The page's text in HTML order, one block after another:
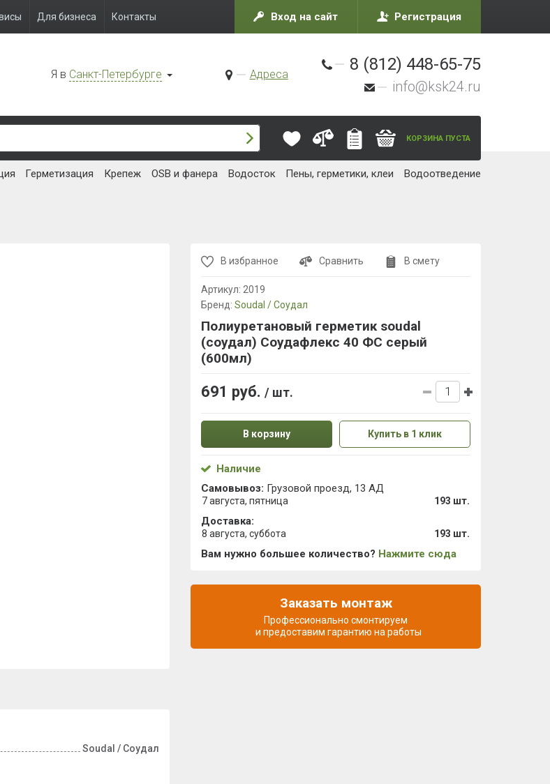
Для бизнеса Контакты Вход на сайт Регистрация
Я в Санкт-Петербурге Адреса
8 (812) 448-65-75
info@ksk24.ru
КОРЗИНА ПУСТА
Герметизация Крепеж OSB и фанера Водосток Пены, герметики, клеи Водоотведение
Soudal / Соудал
В избранное Сравнить В смету
Артикул: 2019
Бренд: Soudal / Соудал
Полиуретановый герметик soudal
(соудал) Соудафлекс 40 ФС серый
(600мл)
691 руб. / шт.
В корзину Купить в 1 клик
Наличие
Самовывоз: Грузовой проезд, 13 АД
7 августа, пятница 193 шт.
Доставка:
8 августа, суббота 193 шт.
Вам нужно большее количество? Нажмите сюда
Заказать монтаж
Профессионально смонтируем
и предоставим гарантию на работы